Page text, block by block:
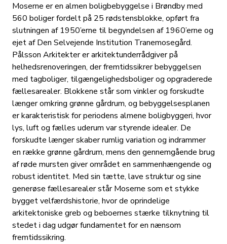
Moserne er en almen boligbebyggelse i Brøndby med
560 boliger fordelt på 25 rødstensblokke, opført fra
slutningen af 1950’erne til begyndelsen af 1960’erne og
ejet af Den Selvejende Institution Tranemosegård.
Pålsson Arkitekter er arkitektunderrådgiver på
helhedsrenoveringen, der fremtidssikrer bebyggelsen
med tagboliger, tilgængelighedsboliger og opgraderede
fællesarealer. Blokkene står som vinkler og forskudte
længer omkring grønne gårdrum, og bebyggelsesplanen
er karakteristisk for periodens almene boligbyggeri, hvor
lys, luft og fælles uderum var styrende idealer. De
forskudte længer skaber rumlig variation og indrammer
en række grønne gårdrum, mens den gennemgående brug
af røde mursten giver området en sammenhængende og
robust identitet. Med sin tætte, lave struktur og sine
generøse fællesarealer står Moserne som et stykke
bygget velfærdshistorie, hvor de oprindelige
arkitektoniske greb og beboernes stærke tilknytning til
stedet i dag udgør fundamentet for en nænsom
fremtidssikring.